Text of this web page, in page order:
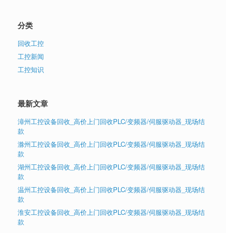
分类
回收工控
工控新闻
工控知识
最新文章
漳州工控设备回收_高价上门回收PLC/变频器/伺服驱动器_现场结
款
滁州工控设备回收_高价上门回收PLC/变频器/伺服驱动器_现场结
款
湖州工控设备回收_高价上门回收PLC/变频器/伺服驱动器_现场结
款
温州工控设备回收_高价上门回收PLC/变频器/伺服驱动器_现场结
款
淮安工控设备回收_高价上门回收PLC/变频器/伺服驱动器_现场结
款